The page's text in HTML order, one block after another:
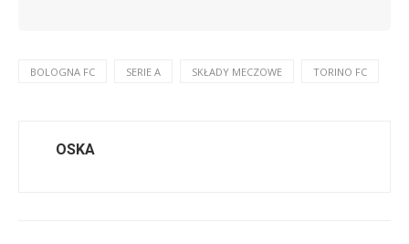
BOLOGNA FC SERIE A SKŁADY MECZOWE TORINO FC
OSKA